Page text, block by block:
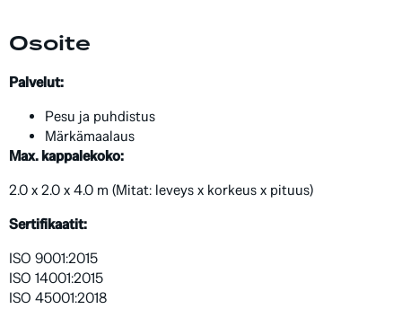
Osoite
Palvelut:
Pesu ja puhdistus
Märkämaalaus
Max. kappalekoko:
2.0 x 2.0 x 4.0 m (Mitat: leveys x korkeus x pituus)
Sertifikaatit:
ISO 9001:2015
ISO 14001:2015
ISO 45001:2018